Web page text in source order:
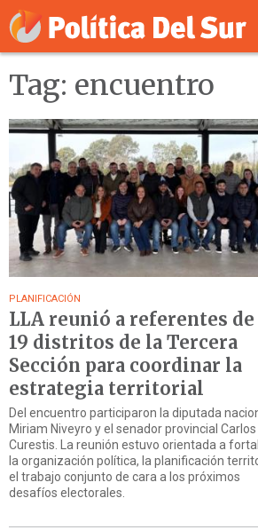
Tag: encuentro
PLANIFICACIÓN
LLA reunió a referentes
19 distritos de la Tercera
Sección para coordinar la
estrategia territorial
Del encuentro participaron la diputada
Miriam Niveyro y el senador provincial Carlos
Curestis. La reunión estuvo orientada a
la organización política, la planificación
el trabajo conjunto de cara a los próximos
desafíos electorales.